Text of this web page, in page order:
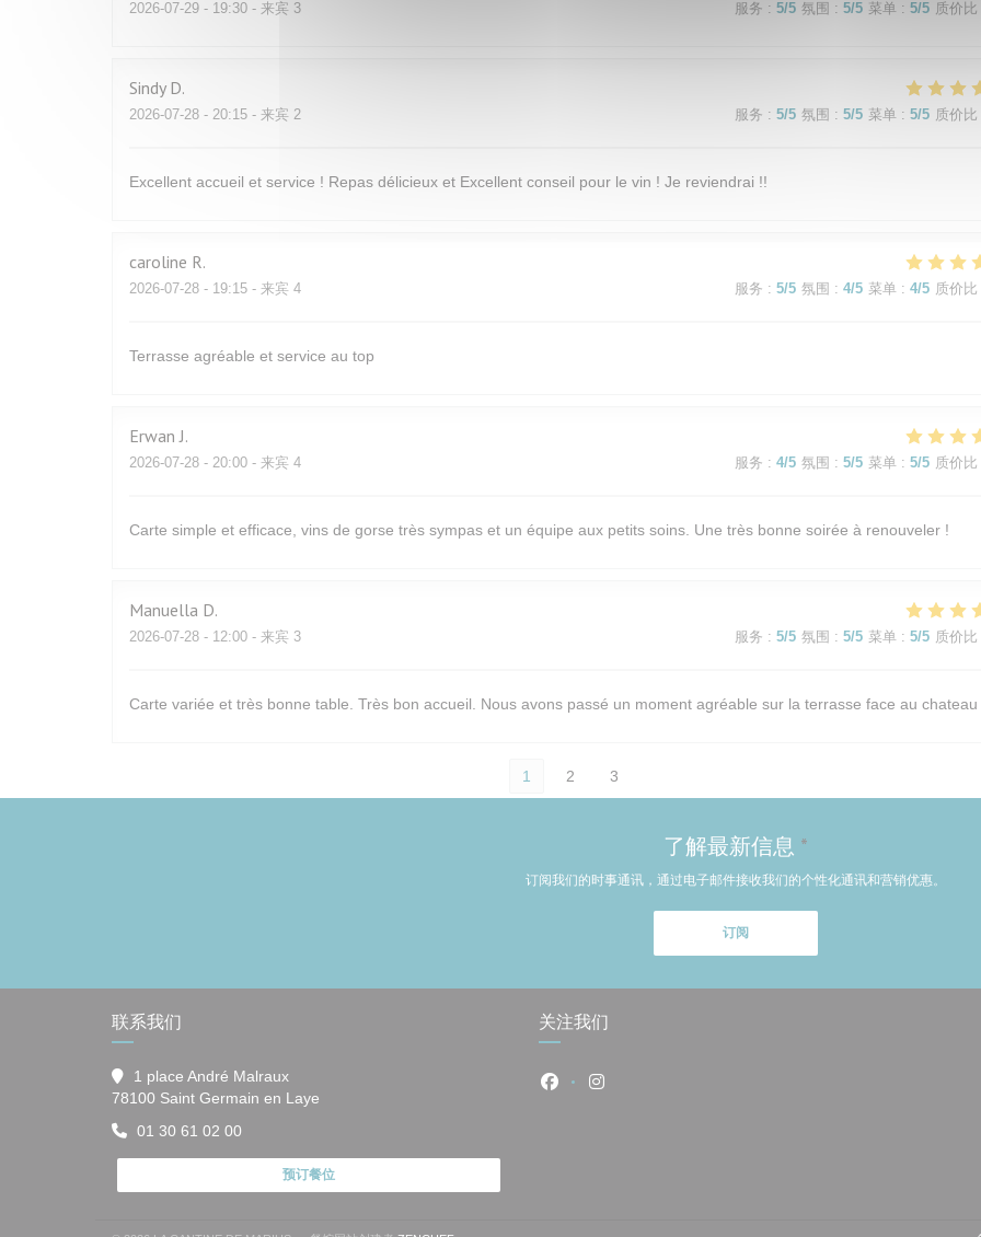
2026-07-29 - 19:30 - 来宾 3 服务 : 5/5 氛围 : 5/5 菜单 : 5/5 质价比
Sindy D
2026-07-28 - 20:15 - 来宾 2 服务 : 5/5 氛围 : 5/5 菜单 : 5/5 质价比
Excellent accueil et service ! Repas délicieux et Excellent conseil pour le vin ! Je reviendrai !!
caroline R
2026-07-28 - 19:15 - 来宾 4 服务 : 5/5 氛围 : 4/5 菜单 : 4/5 质价比
Terrasse agréable et service au top
Erwan J
2026-07-28 - 20:00 - 来宾 4 服务 : 4/5 氛围 : 5/5 菜单 : 5/5 质价比
Carte simple et efficace, vins de gorse très sympas et un équipe aux petits soins. Une très bonne soirée à renouveler !
Manuella D
2026-07-28 - 12:00 - 来宾 3 服务 : 5/5 氛围 : 5/5 菜单 : 5/5 质价比
Carte variée et très bonne table. Très bon accueil. Nous avons passé un moment agréable sur la terrasse face au chateau
1 2 3
了解最新信息 *
订阅我们的时事通讯，通过电子邮件接收我们的个性化通讯和营销优惠。
订阅
联系我们
1 place André Malraux
78100 Saint Germain en Laye
01 30 61 02 00
预订餐位
关注我们
Facebook ((在新窗口中打开))
Instagram ((在新窗口中打开))